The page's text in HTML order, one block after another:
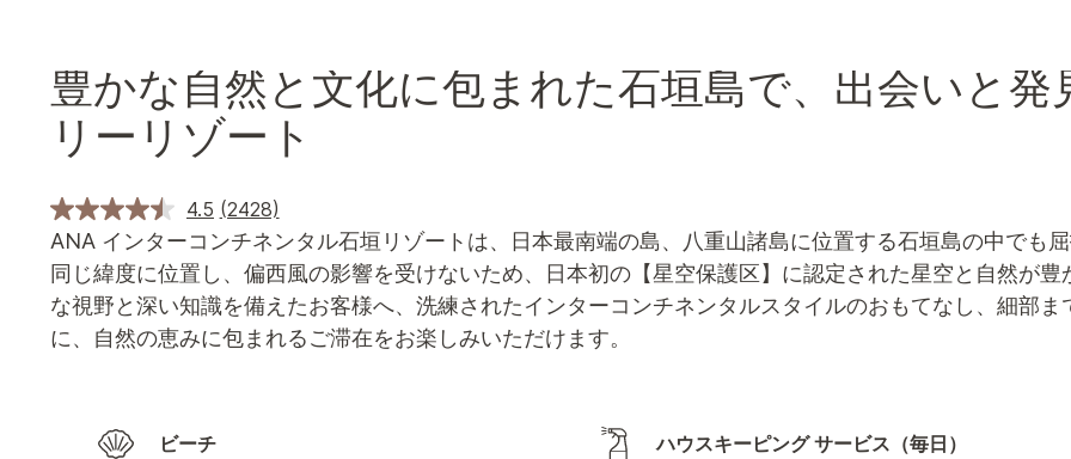
豊かな自然と文化に包まれた石垣島で、出会いと
リーリゾート
4.5 (2428)
ANA インターコンチネンタル石垣リゾートは、日本最南端の島、八重山諸島に位置する石垣島の中でも
同じ緯度に位置し、偏西風の影響を受けないため、日本初の【星空保護区】に認定された星空と自然が
な視野と深い知識を備えたお客様へ、洗練されたインターコンチネンタルスタイルのおもてなし、細部
に、自然の恵みに包まれるご滞在をお楽しみいただけます。
ビーチ ハウスキーピング サービス（毎日）